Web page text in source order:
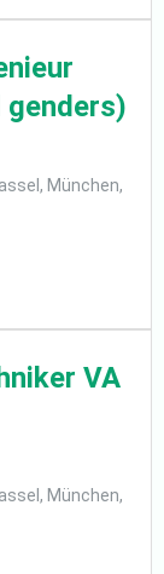
genders)
München,
VA
München,